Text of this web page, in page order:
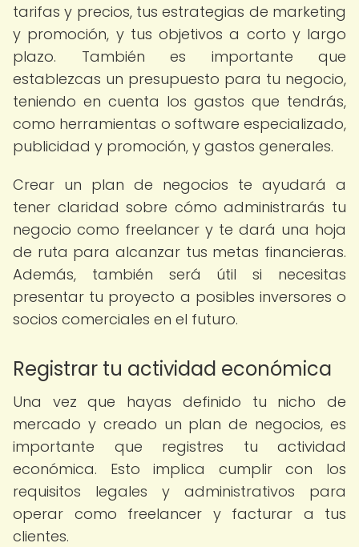
tarifas y precios, tus estrategias de marketing
y promoción, y tus objetivos a corto y largo
plazo. También es importante que
establezcas un presupuesto para tu negocio,
teniendo en cuenta los gastos que tendrás,
como herramientas o software especializado,
publicidad y promoción, y gastos generales.
Crear un plan de negocios te ayudará a
tener claridad sobre cómo administrarás tu
negocio como freelancer y te dará una hoja
de ruta para alcanzar tus metas financieras.
Además, también será útil si necesitas
presentar tu proyecto a posibles inversores o
socios comerciales en el futuro.
Registrar tu actividad económica
Una vez que hayas definido tu nicho de
mercado y creado un plan de negocios, es
importante que registres tu actividad
económica. Esto implica cumplir con los
requisitos legales y administrativos para
operar como freelancer y facturar a tus
clientes.